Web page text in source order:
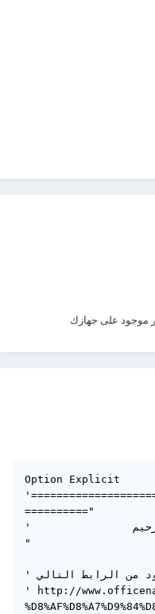
موجود على جهازك
Option Explicit
=========="
'                بسم الله الرحمن الرحيم
"
' تم تحميل هذا الكود من الرابط التالي
' http://